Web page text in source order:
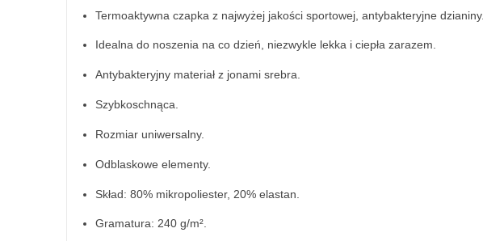
Termoaktywna czapka z najwyżej jakości sportowej, antybakteryjne dzianiny.
Idealna do noszenia na co dzień, niezwykle lekka i ciepła zarazem.
Antybakteryjny materiał z jonami srebra.
Szybkoschnąca.
Rozmiar uniwersalny.
Odblaskowe elementy.
Skład: 80% mikropoliester, 20% elastan.
Gramatura: 240 g/m².